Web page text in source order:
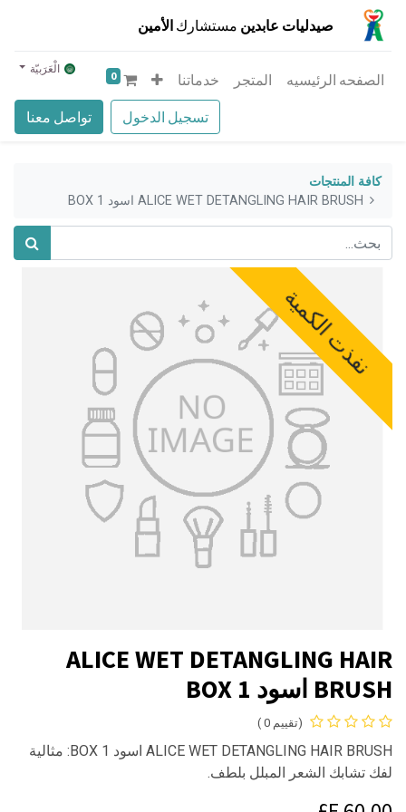
صيدليات عابدين مستشارك الأمين
تسجيل الدخول تواصل معنا
الصفحه الرئيسيه المتجر خدماتنا 0 الْعَرَبيّة
كافة المنتجات
ALICE WET DETANGLING HAIR BRUSH اسود 1 BOX
نفذت الكمية
ALICE WET DETANGLING HAIR
BRUSH اسود 1 BOX
(تقييم 0 )
ALICE WET DETANGLING HAIR BRUSH اسود 1 BOX: مثالية
لفك تشابك الشعر المبلل بلطف.